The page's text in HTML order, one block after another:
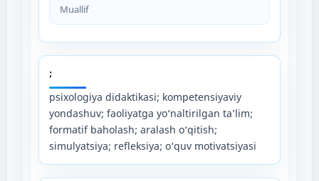
Muallif
;
psixologiya didaktikasi; kompetensiyaviy
yondashuv; faoliyatga yo‘naltirilgan ta’lim;
formatif baholash; aralash o‘qitish;
simulyatsiya; refleksiya; o‘quv motivatsiyasi